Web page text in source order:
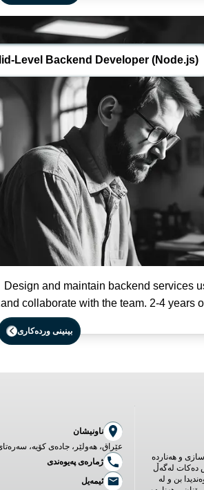
Level Backend Developer (Node.js)
Design and maintain backend services
and collaborate with the team. 2-4 years
بینینی وردەکاری
و هەناردە
دەکات لەگەڵ
بن و لە
ناونیشان
عێراق، هەولێر، جادەی کۆیە،
ژمارەی پەیوەندی
ئیمەیل